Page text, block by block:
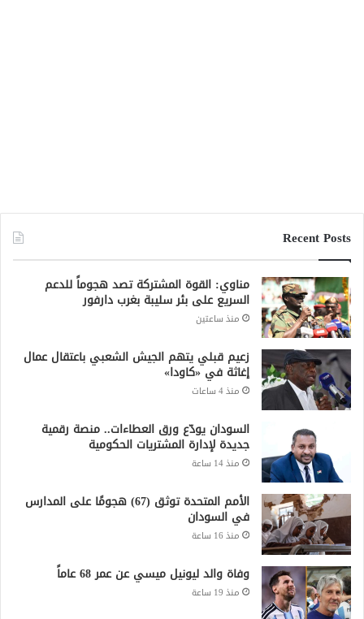
Recent Posts
مناوي: القوة المشتركة تصد هجوماً للدعم
السريع على بئر سليبة بغرب دارفور
منذ ساعتين
زعيم قبلي يتهم الجيش الشعبي باعتقال عمال
إغاثة في «كاودا»
منذ 4 ساعات
السودان يودّع ورق العطاءات.. منصة رقمية
جديدة لإدارة المشتريات الحكومية
منذ 14 ساعة
الأمم المتحدة توثق (67) هجومًا على المدارس
في السودان
منذ 16 ساعة
وفاة والد ليونيل ميسي عن عمر 68 عاماً
منذ 19 ساعة